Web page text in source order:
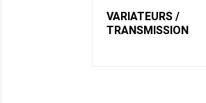
VARIATEURS /
TRANSMISSION